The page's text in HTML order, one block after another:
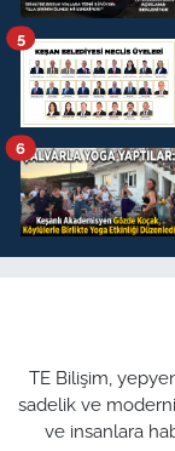
5
6
TE Bilişim,
sadelik ve
ve insanlara